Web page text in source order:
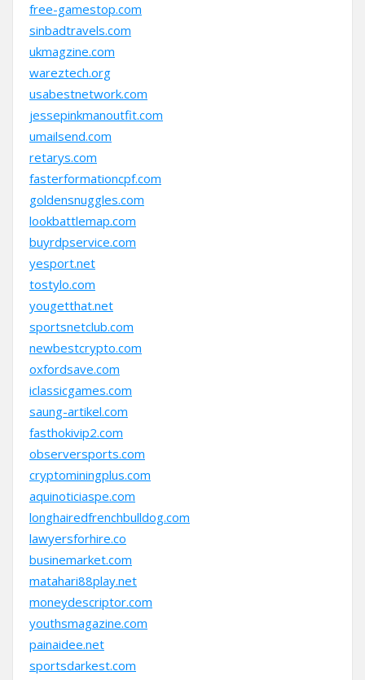
free-gamestop.com
sinbadtravels.com
ukmagzine.com
wareztech.org
usabestnetwork.com
jessepinkmanoutfit.com
umailsend.com
retarys.com
fasterformationcpf.com
goldensnuggles.com
lookbattlemap.com
buyrdpservice.com
yesport.net
tostylo.com
yougetthat.net
sportsnetclub.com
newbestcrypto.com
oxfordsave.com
iclassicgames.com
saung-artikel.com
fasthokivip2.com
observersports.com
cryptominingplus.com
aquinoticiaspe.com
longhairedfrenchbulldog.com
lawyersforhire.co
businemarket.com
matahari88play.net
moneydescriptor.com
youthsmagazine.com
painaidee.net
sportsdarkest.com